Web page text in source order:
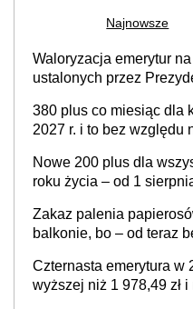
Najnowsze
Waloryzacja emerytur
ustalonych przez
podwyżka świadczeń?
380 plus co miesiąc dla
2027 r. i to bez względu
otrzymać świadczenie
Nowe 200 plus dla
roku życia – od 1
Zakaz palenia
balkonie, bo – od teraz
przysługiwać będzie
projekt rządowy
Czternasta emerytura w
wyższej niż 1 978,49 zł